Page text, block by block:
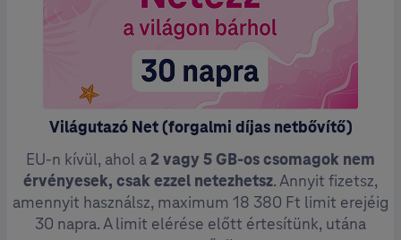
Világutazó Net (forgalmi díjas netbővítő)
EU-n kívül, ahol a2 vagy 5 GB-os csomagok nem
érvényesek, csak ezzel netezhetsz. Annyit fizetsz,
amennyit használsz, maximum 18 380 Ft limit erejéig
30 napra. A limit elérése előtt értesítünk, utána